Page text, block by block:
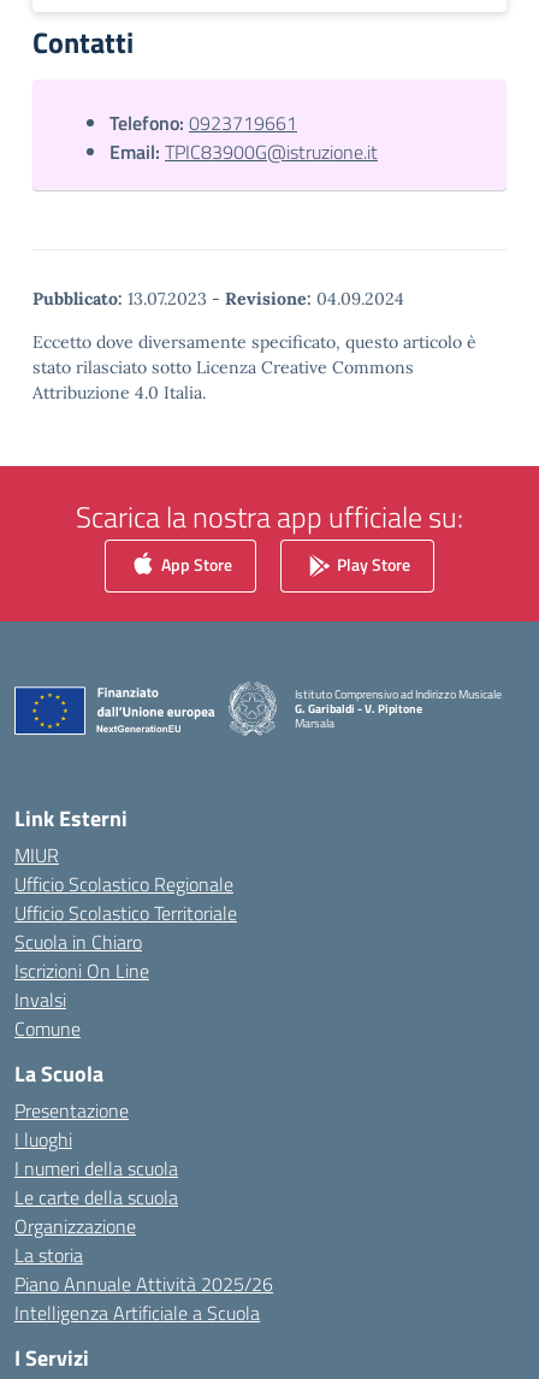
Contatti
Telefono: 0923719661
Email: TPIC83900G@istruzione.it
Pubblicato: 13.07.2023 - Revisione: 04.09.2024
Eccetto dove diversamente specificato, questo articolo è
stato rilasciato sotto Licenza Creative Commons
Attribuzione 4.0 Italia.
Scarica la nostra app ufficiale su:
App Store Play Store
Istituto Comprensivo ad Indirizzo Musicale
G. Garibaldi - V. Pipitone
Marsala
Link Esterni
MIUR
Ufficio Scolastico Regionale
Ufficio Scolastico Territoriale
Scuola in Chiaro
Iscrizioni On Line
Invalsi
Comune
La Scuola
Presentazione
I luoghi
I numeri della scuola
Le carte della scuola
Organizzazione
La storia
Piano Annuale Attività 2025/26
Intelligenza Artificiale a Scuola
I Servizi